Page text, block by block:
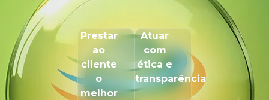
Prestar
ao
cliente
o
melhor
Atuar
com
ética e
transparência